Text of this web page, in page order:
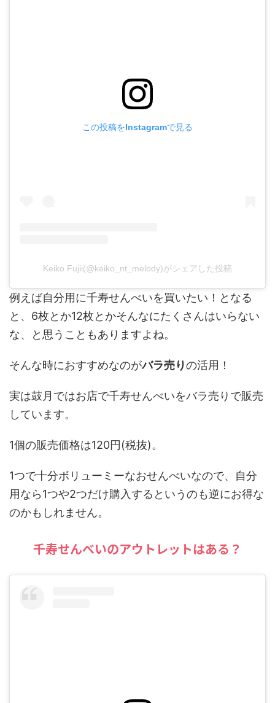
この投稿をInstagramで見る
Keiko Fujii(@keiko_nt_melody)がシェアした投稿
例えば自分用に千寿せんべいを買いたい！となる
と、6枚とか12枚とかそんなにたくさんはいらない
な、と思うこともありますよね。
そんな時におすすめなのがバラ売りの活用！
実は鼓月ではお店で千寿せんべいをバラ売りで販売
しています。
1個の販売価格は120円(税抜)。
1つで十分ボリューミーなおせんべいなので、自分
用なら1つや2つだけ購入するというのも逆にお得な
のかもしれません。
千寿せんべいのアウトレットはある？